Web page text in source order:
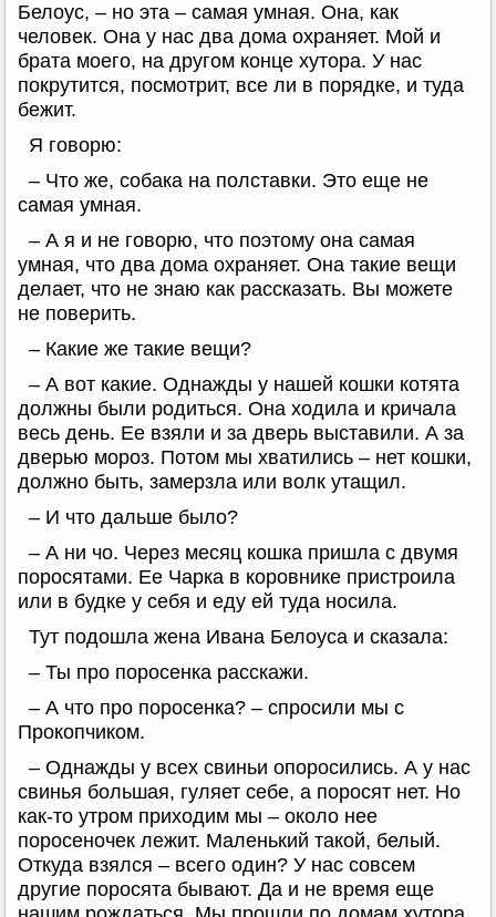
Белоус, – но эта – самая умная. Она, как
человек. Она у нас два дома охраняет. Мой и
брата моего, на другом конце хутора. У нас
покрутится, посмотрит, все ли в порядке, и туда
бежит.
Я говорю:
– Что же, собака на полставки. Это еще не
самая умная.
– А я и не говорю, что поэтому она самая
умная, что два дома охраняет. Она такие вещи
делает, что не знаю как рассказать. Вы можете
не поверить.
– Какие же такие вещи?
– А вот какие. Однажды у нашей кошки котята
должны были родиться. Она ходила и кричала
весь день. Ее взяли и за дверь выставили. А за
дверью мороз. Потом мы хватились – нет кошки,
должно быть, замерзла или волк утащил.
– И что дальше было?
– А ни чо. Через месяц кошка пришла с двумя
поросятами. Ее Чарка в коровнике пристроила
или в будке у себя и еду ей туда носила.
Тут подошла жена Ивана Белоуса и сказала:
– Ты про поросенка расскажи.
– А что про поросенка? – спросили мы с
Прокопчиком.
– Однажды у всех свиньи опоросились. А у нас
свинья большая, гуляет себе, а поросят нет. Но
как-то утром приходим мы – около нее
поросеночек лежит. Маленький такой, белый.
Откуда взялся – всего один? У нас совсем
другие поросята бывают. Да и не время еще